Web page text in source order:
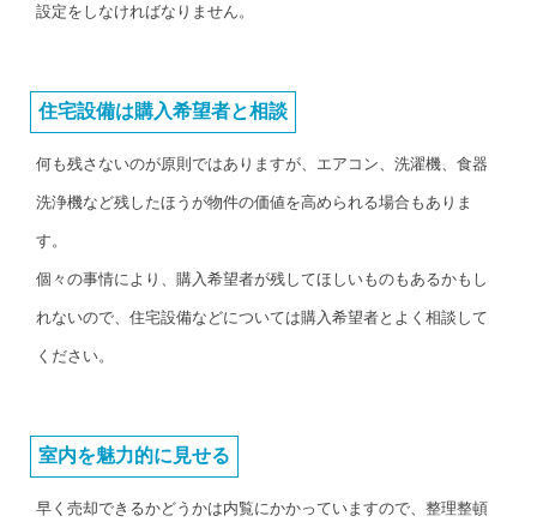
設定をしなければなりません。
住宅設備は購入希望者と相談
何も残さないのが原則ではありますが、エアコン、洗濯機、食器
洗浄機など残したほうが物件の価値を高められる場合もありま
す。
個々の事情により、購入希望者が残してほしいものもあるかもし
れないので、住宅設備などについては購入希望者とよく相談して
ください。
室内を魅力的に見せる
早く売却できるかどうかは内覧にかかっていますので、整理整頓